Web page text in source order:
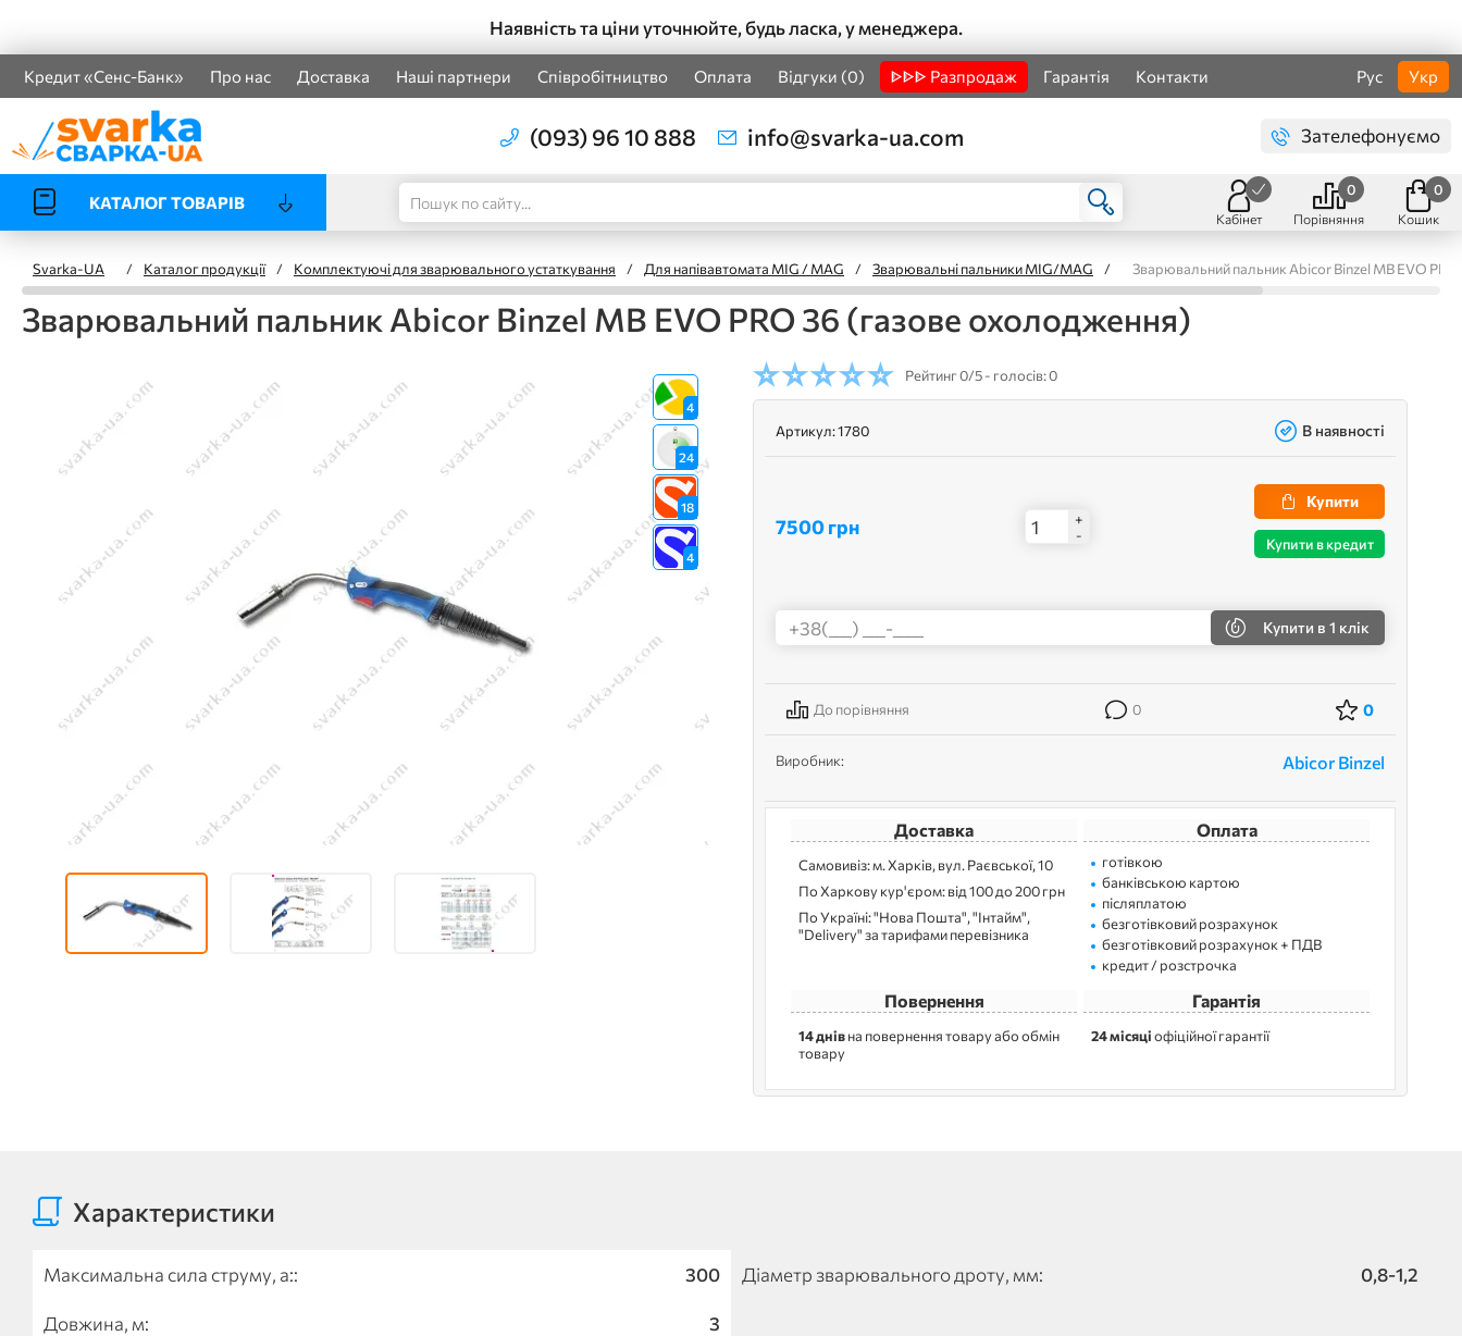
Наявність та ціни уточнюйте, будь ласка, у менеджера.
Кредит «Сенс-Банк» Про нас Доставка Наші партнери Співробітництво Оплата Відгуки (0) ᐈᐈᐈ Разпродаж Гарантія Контакти Рус Укр
(093) 96 10 888 info@svarka-ua.com Зателефонуємо
КАТАЛОГ ТОВАРІВ
Кабінет Порівняння
0
Кошик
0
Svarka-UA / Каталог продукції / Комплектуючі для зварювального устаткування / Для напівавтомата MIG / MAG / Зварювальні пальники MIG/MAG / Зварювальний пальник Abicor Binzel MB EVO
Зварювальний пальник Abicor Binzel MB EVO PRO 36 (газове охолодження)
4
24
18
4
Рейтинг0/5 - голосів: 0
Артикул:1780 В наявності
7500 грн
+
-
Купити
Купити в кредит
Купити в 1 клік
До порівняння 0 0
Виробник: Abicor Binzel
Доставка
Самовивіз: м. Харків, вул. Раєвської, 10
По Харкову кур'єром: від 100 до 200 грн
По Україні: "Нова Пошта", "Інтайм",
"Delivery" за тарифами перевізника
Оплата
готівкою
банківською картою
післяплатою
безготівковий розрахунок
безготівковий розрахунок + ПДВ
кредит / розстрочка
Повернення
14 днівна повернення товару або обмін
товару
Гарантія
24 місяціофіційної гарантії
Характеристики
Максимальна сила струму, а:: 300 Діаметр зварювального дроту, мм: 0,8-1,2
Довжина, м: 3